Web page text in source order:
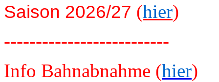
Saison 2026/27 (hier)
--------------------------
Info Bahnabnahme (hier)